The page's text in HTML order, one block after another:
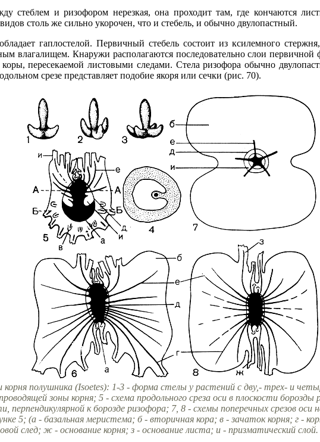
стеблем и ризофором нерезкая, она проходит там, где кончаются
столь же сильно укорочен, что и стебель, и обычно двулопастный.
гаплостелой. Первичный стебель состоит из ксилемного
влагалищем. Кнаружи располагаются последовательно слои первичной
пересекаемой листовыми следами. Стела ризофора обычно
срезе представляет подобие якоря или сечки (рис. 70).
корня полушника (Isoetes): 1-3 - форма стелы у растений с дву,- трех- и
зоны корня; 5 - схема продольного среза оси в плоскости
перпендикулярной к борозде ризофора; 7, 8 - схемы поперечных срезов оси
5; (а - базальная меристема; б - вторичная кора; в - зачаток корня; г -
след; ж - основание корня; з - основание листа; и - призматический